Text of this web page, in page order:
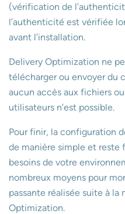
(vérification de
l’authenticité est vérifiée
avant l’installation.
Delivery Optimization ne
télécharger ou envoyer du
aucun accès aux fichiers
utilisateurs n’est possible.
Pour finir, la configuration
de manière simple et reste
besoins de votre
nombreux moyens pour
passante réalisée suite à la
Optimization.